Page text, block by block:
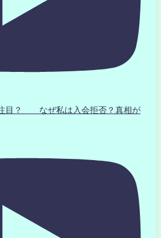
目？ なぜ私は入会拒否？真相が